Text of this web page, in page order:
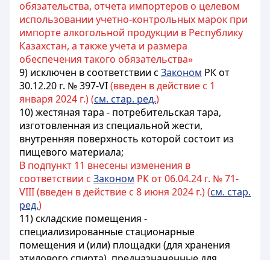
обязательства, отчета импортеров о целевом
использовании учетно-контрольных марок при
импорте алкогольной продукции в Республику
Казахстан, а также учета и размера
обеспечения такого обязательства»
9) исключен в соответствии с Законом РК от
30.12.20 г. № 397-VI(введен в действие с 1
января 2024 г.) (см. стар. ред.)
10) жестяная тара - потребительская тара,
изготовленная из специальной жести,
внутренняя поверхность которой состоит из
пищевого материала;
В подпункт 11 внесены изменения в
соответствии с Законом РК от 06.04.24 г. № 71-
VIII (введен в действие с 8 июня 2024 г.) (см. стар.
ред.)
11) складские помещения -
специализированные стационарные
помещения и (или) площадки (для хранения